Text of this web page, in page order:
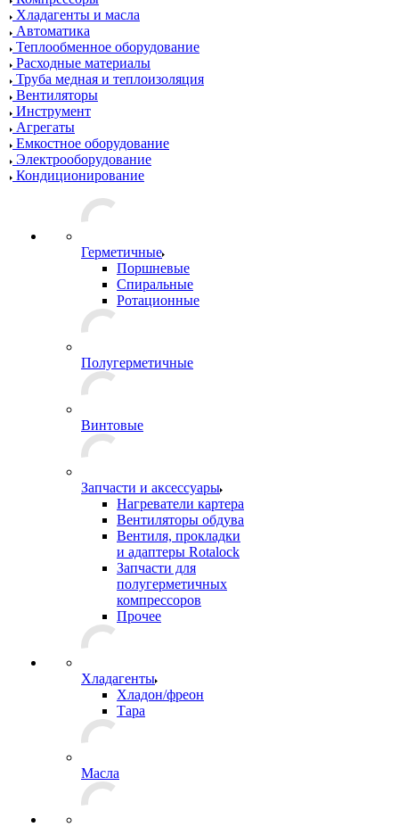
Хладагенты и масла
Автоматика
Теплообменное оборудование
Расходные материалы
Труба медная и теплоизоляция
Вентиляторы
Инструмент
Агрегаты
Емкостное оборудование
Электрооборудование
Кондиционирование
Герметичные
Поршневые
Спиральные
Ротационные
Полугерметичные
Винтовые
Запчасти и аксессуары
Нагреватели картера
Вентиляторы обдува
Вентиля, прокладки
и адаптеры Rotalock
Запчасти для
полугерметичных
компрессоров
Прочее
Хладагенты
Хладон/фреон
Тара
Масла